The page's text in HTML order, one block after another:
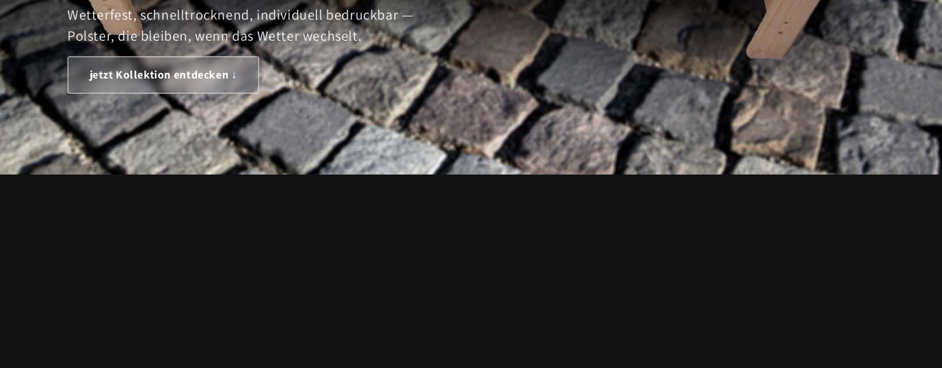
Wetterfest, schnelltrocknend, individuell bedruckbar —
Polster, die bleiben, wenn das Wetter wechselt.
jetzt Kollektion entdecken ↓